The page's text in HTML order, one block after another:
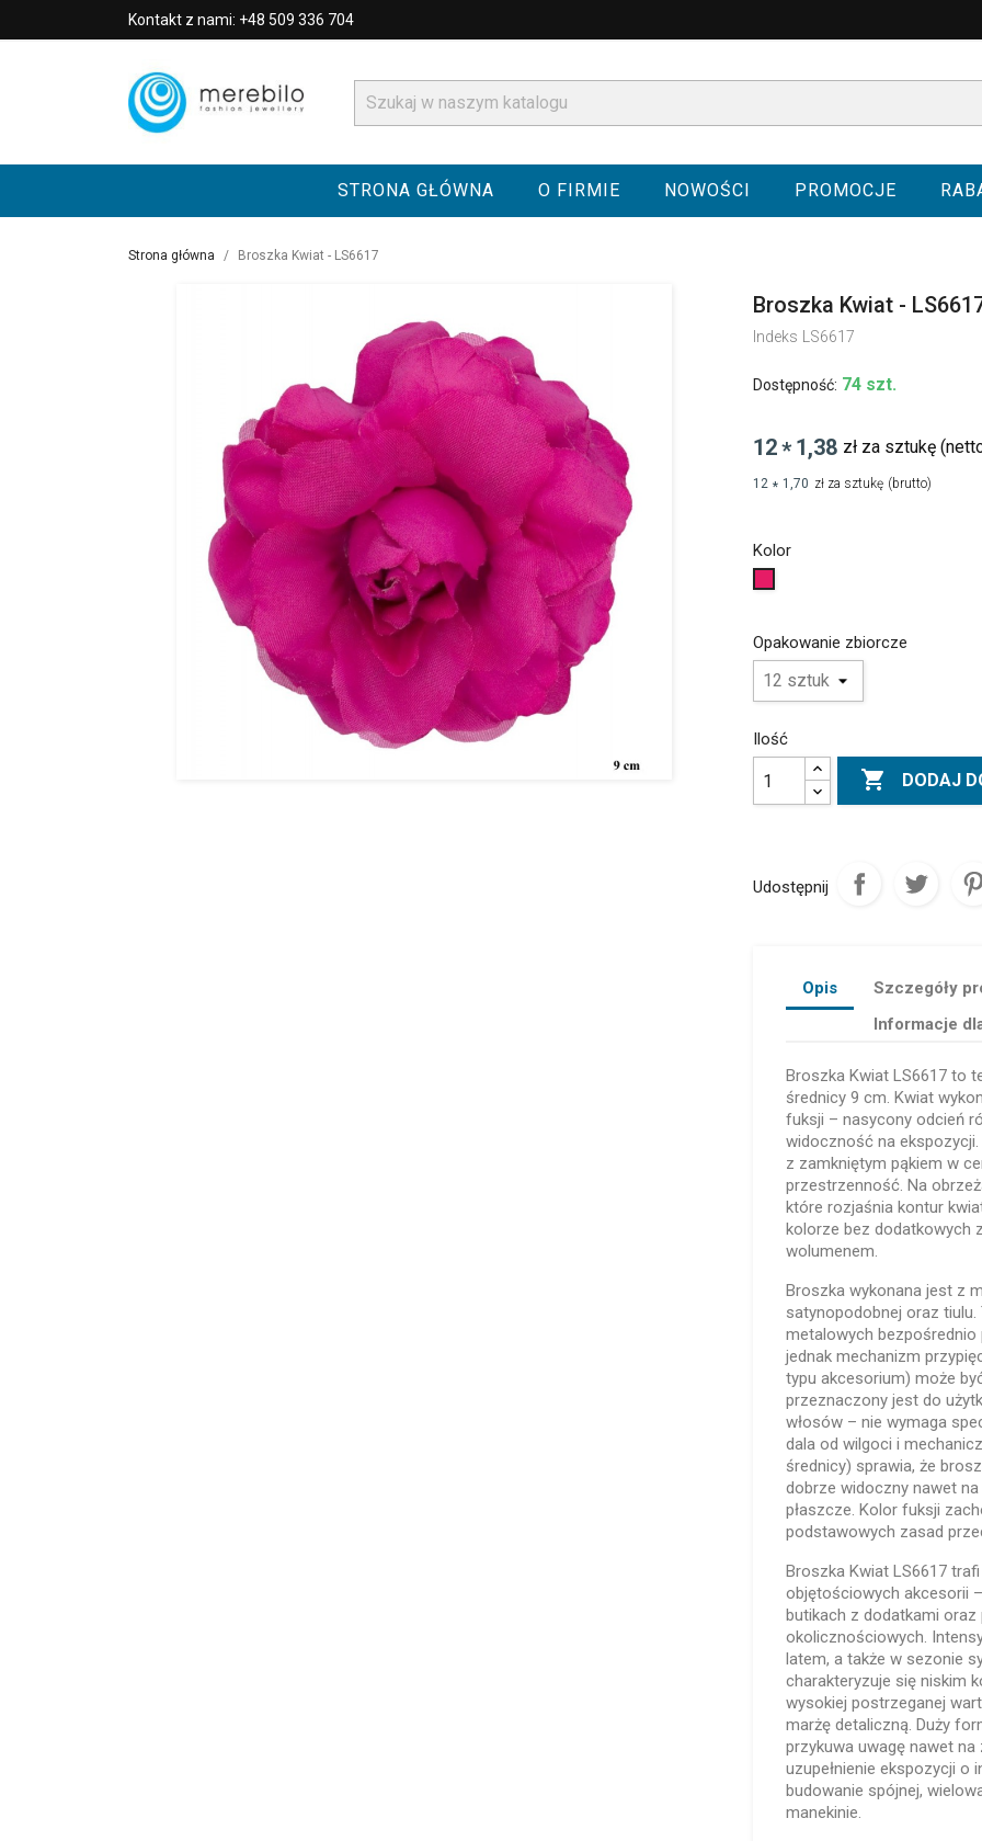
Kontakt z nami: +48 509 336 704
STRONA GŁÓWNA O FIRMIE NOWOŚCI PROMOCJE
Strona główna Broszka Kwiat - LS6617
Broszka Kwiat -
Indeks LS6617
Dostępność: 74 szt.
12* 1,38 zł za sztukę
12 * 1,70 zł za sztukę (brutto)
Kolor
Opakowanie zbiorcze
Ilość
 DODAJ
Udostępnij
Opis Szczegóły
Informacje
Broszka Kwiat LS6617 to
średnicy 9 cm. Kwiat
fuksji – nasycony odcień
widoczność na ekspozycji.
z zamkniętym pąkiem w
przestrzenność. Na
które rozjaśnia kontur
kolorze bez dodatkowych
wolumenem.
Broszka wykonana jest z
satynopodobnej oraz
metalowych bezpośrednio
jednak mechanizm
typu akcesorium) może
przeznaczony jest do
włosów – nie wymaga
dala od wilgoci i
średnicy) sprawia, że
dobrze widoczny nawet
płaszcze. Kolor fuksji
podstawowych zasad
Broszka Kwiat LS6617
objętościowych akcesorii
butikach z dodatkami
okolicznościowych.
latem, a także w sezonie
charakteryzuje się niskim
wysokiej postrzeganej
marżę detaliczną. Duży
przykuwa uwagę nawet
uzupełnienie ekspozycji o
budowanie spójnej,
manekinie.